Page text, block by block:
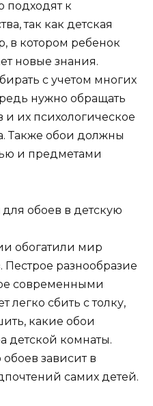
подходят к
так как детская
в котором ребенок
новые знания.
с учетом многих
нужно обращать
их психологическое
Также обои должны
и предметами
обоев в детскую
обогатили мир
Пестрое разнообразие
современными
легко сбить с толку,
какие обои
детской комнаты.
зависит в
самих детей.